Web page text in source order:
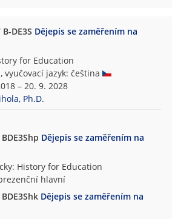
DE3S Dějepis se zaměřením na
for Education
vyučovací jazyk: čeština
– 20. 9. 2028
Ph.D.
Dějepis se zaměřením na
History for Education
hlavní
Dějepis se zaměřením na